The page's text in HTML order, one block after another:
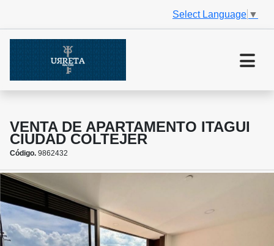
Select Language ▼
VENTA DE APARTAMENTO ITAGUI
CIUDAD COLTEJER
Código. 9862432